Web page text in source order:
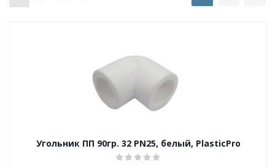
Угольник ПП 90гр. 32 PN25, белый, PlasticPro